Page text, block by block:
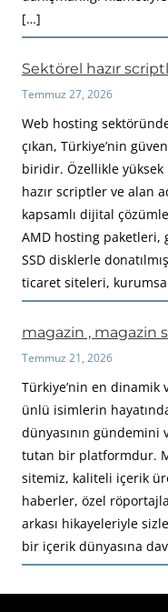
[…]
Sektörel hazır
Temmuz 27, 2026
Web hosting
çıkan, Türkiye’nin
biridir. Özellikle yüksek
hazır scriptler ve alan
kapsamlı dijital
AMD hosting paketleri,
SSD disklerle
ticaret siteleri,
magazin , magazin
Temmuz 21, 2026
Türkiye’nin en dinamik
ünlü isimlerin
dünyasının gündemini
tutan bir platformdur.
sitemiz, kaliteli içerik
haberler, özel
arkası hikayeleriyle
bir içerik dünyasına